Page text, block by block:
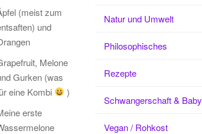
(meist zum
und
Melone
Gurken (was
eine Kombi
)
erste
Natur und Umwelt
Philosophisches
Rezepte
Schwangerschaft & Baby
Vegan / Rohkost